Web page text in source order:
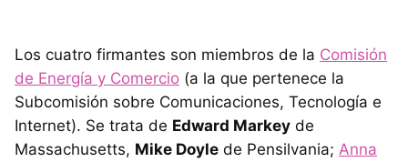
Los cuatro firmantes son miembros de la Comisión
de Energía y Comercio (a la que pertenece la
Subcomisión sobre Comunicaciones, Tecnología e
Internet). Se trata de Edward Markey de
Massachusetts, Mike Doyle de Pensilvania; Anna